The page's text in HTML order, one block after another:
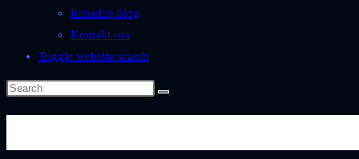
ReiseLiv.blog
Kontakt oss
Toggle website search